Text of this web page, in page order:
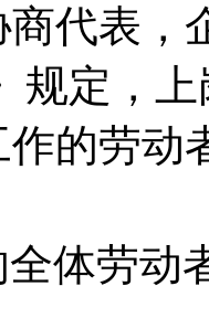
代表，
规定，
作的
全体